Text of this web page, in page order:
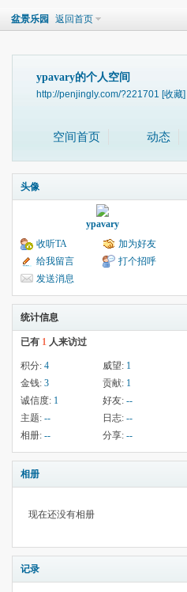
盆景乐园 返回首页
ypavary的个人空间
http://penjingly.com/?221701 [收藏]
空间首页 动态
头像
ypavary
收听TA
加为好友
给我留言
打个招呼
发送消息
统计信息
已有 1 人来访过
积分: 4 威望: 1
金钱: 3 贡献: 1
诚信度: 1 好友: --
主题: -- 日志: --
相册: -- 分享: --
相册
现在还没有相册
记录